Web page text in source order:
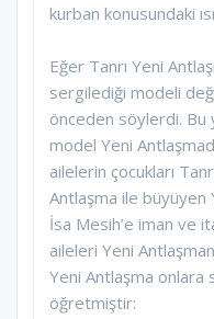
kurban konusundaki
Eğer Tanrı Yeni
sergilediği modeli
önceden söylerdi. Bu
model Yeni
ailelerin çocukları
Antlaşma ile büyüyen
İsa Mesih’e iman ve
aileleri Yeni
Yeni Antlaşma onlara
öğretmiştir: